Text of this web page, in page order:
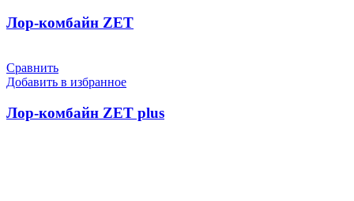
Лор-комбайн ZET
Сравнить
Добавить в избранное
Лор-комбайн ZET plus